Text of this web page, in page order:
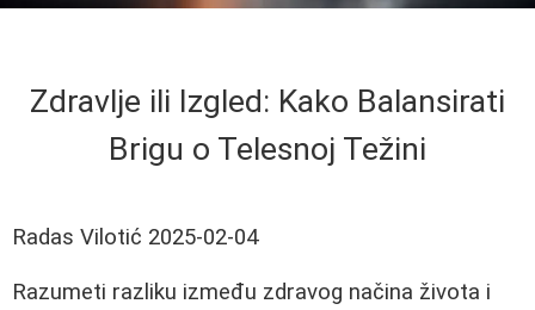
Zdravlje ili Izgled: Kako Balansirati
Brigu o Telesnoj Težini
Radas Vilotić 2025-02-04
Razumeti razliku između zdravog načina života i